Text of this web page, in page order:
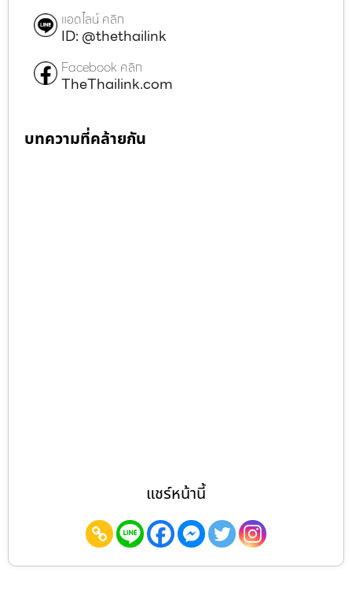
แอดไลน์ คลิก
ID: @thethailink
Facebook คลิก
TheThailink.com
บทความที่คล้ายกัน
แชร์หน้านี้